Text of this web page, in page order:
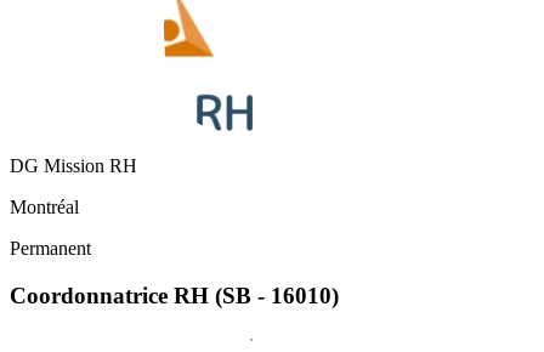
DG Mission RH
Montréal
Permanent
Coordonnatrice RH (SB - 16010)